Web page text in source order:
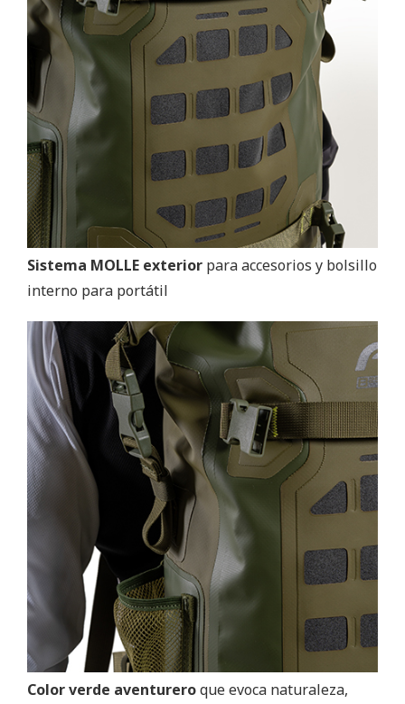
Sistema MOLLE exterior para accesorios y bolsillo
interno para portátil
Color verde aventureroque evoca naturaleza,